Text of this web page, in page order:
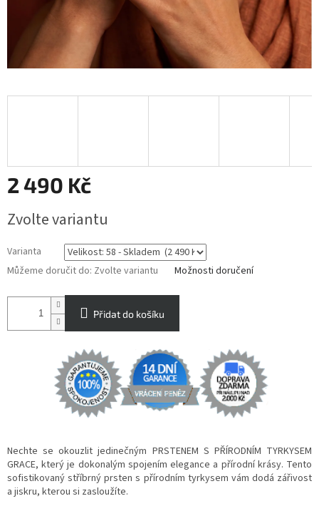
2 490 Kč
cena:
Zvolte variantu
Varianta
Můžeme doručit do: Zvolte variantu Možnosti doručení
Přidat do košíku
Nechte se okouzlit jedinečným PRSTENEM S PŘÍRODNÍM TYRKYSEM
GRACE, který je dokonalým spojením elegance a přírodní krásy. Tento
sofistikovaný stříbrný prsten s přírodním tyrkysem vám dodá zářivost
a jiskru, kterou si zasloužíte.